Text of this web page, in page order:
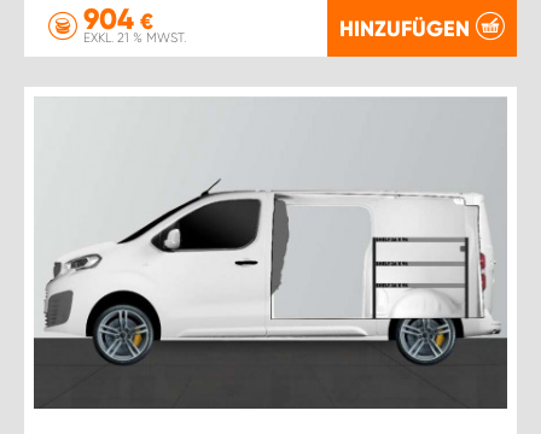
904 €
EXKL. 21 % MWST. HINZUFÜGEN